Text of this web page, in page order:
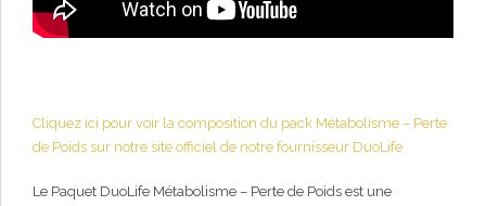
Cliquez ici pour voir la composition du pack Métabolisme – Perte
de Poids sur notre site officiel de notre fournisseur DuoLife
Le Paquet DuoLife Métabolisme – Perte de Poids est une